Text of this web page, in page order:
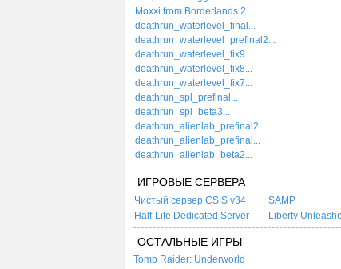
Moxxi from Borderlands 2...
deathrun_waterlevel_final...
deathrun_waterlevel_prefinal2...
deathrun_waterlevel_fix9...
deathrun_waterlevel_fix8...
deathrun_waterlevel_fix7...
deathrun_spl_prefinal...
deathrun_spl_beta3...
deathrun_alienlab_prefinal2...
deathrun_alienlab_prefinal...
deathrun_alienlab_beta2...
ИГРОВЫЕ СЕРВЕРА
Чистый сервер CS:S v34
SAMP
Half-Life Dedicated Server
Liberty
ОСТАЛЬНЫЕ ИГРЫ
Tomb Raider: Underworld